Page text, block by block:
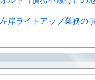
岸ライトアップ業務の